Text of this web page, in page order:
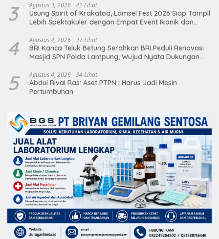
3 Agustus 3, 2026 42 Lihat
Usung Spirit of Krakatoa, Lamsel Fest 2026 Siap Tampil
Lebih Spektakuler dengan Empat Event Ikonik dan
4 Agustus 4, 2026 37 Lihat
BRI Kanca Teluk Betung Serahkan BRI Peduli Renovasi
Masjid SPN Polda Lampung, Wujud Nyata Dukungan
5 Agustus 4, 2026 34 Lihat
Abdul Rivai Ras: Aset PTPN I Harus Jadi Mesin
Pertumbuhan